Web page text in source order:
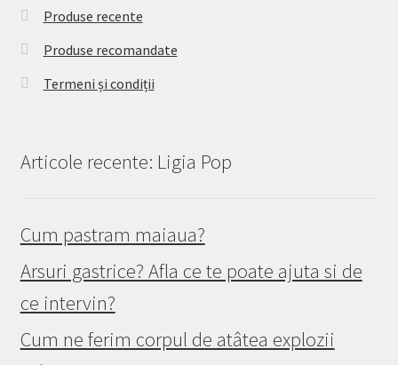
Produse recente
Produse recomandate
Termeni și condiții
Articole recente: Ligia Pop
Cum pastram maiaua?
Arsuri gastrice? Afla ce te poate ajuta si de
ce intervin?
Cum ne ferim corpul de atâtea explozii